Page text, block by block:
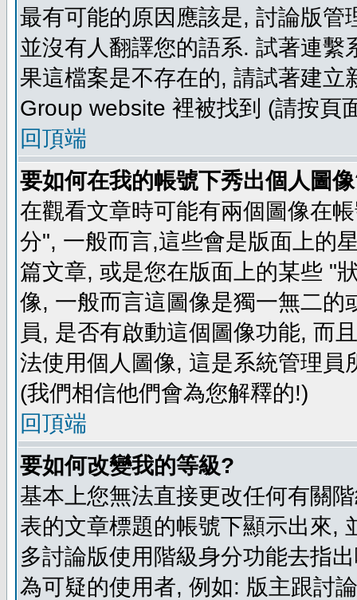
最有可能的原因應該是, 討論版
並沒有人翻譯您的語系. 試著連
果這檔案是不存在的, 請試著建
Group website 裡被找到 (請按頁
回頂端
要如何在我的帳號下秀出個人圖
在觀看文章時可能有兩個圖像在
分", 一般而言,這些會是版面上的
篇文章, 或是您在版面上的某些 "
像, 一般而言這圖像是獨一無二
員, 是否有啟動這個圖像功能, 而
法使用個人圖像, 這是系統管理
(我們相信他們會為您解釋的!)
回頂端
要如何改變我的等級?
基本上您無法直接更改任何有關
表的文章標題的帳號下顯示出來,
多討論版使用階級身分功能去指
為可疑的使用者, 例如: 版主跟討